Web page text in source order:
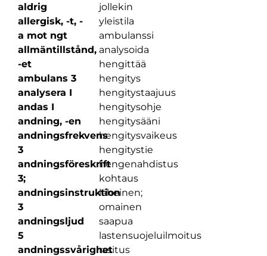
aldrig
allergisk, -t, -
a mot ngt
allmäntillstånd,
-et
ambulans 3
analysera I
andas I
andning, -en
andningsfrekvens
3
andningsföreskrift
3;
andningsinstruktion
3
andningsljud
5
andningssvårighet
jollekin
yleistila
ambulanssi
analysoida
hengittää
hengitys
hengitystaajuus
hengitysohje
hengitysääni
hengitysvaikeus
hengitystie
hengenahdistus
kohtaus
läheinen;
omainen
saapua
lastensuojeluilmoitus
rasitus